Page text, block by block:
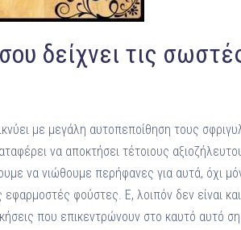
δείχνει τις
με μεγάλη αυτοπεποίθηση τους
να αποκτήσει τέτοιους
να νιώθουμε περήφανες για αυτά, όχι
φούστες. Ε, λοιπόν δεν είναι και
που επικεντρώνουν στο καυτό αυτό